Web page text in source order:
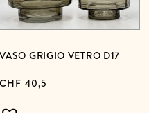
VASO GRIGIO VETRO D17
CHF 40,5